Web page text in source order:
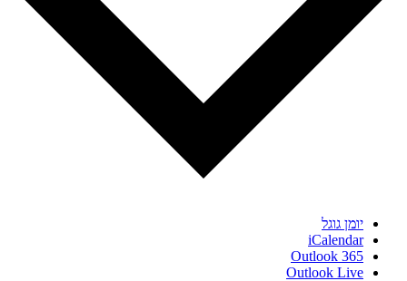
יומן גוגל
iCalendar
Outlook 365
Outlook Live